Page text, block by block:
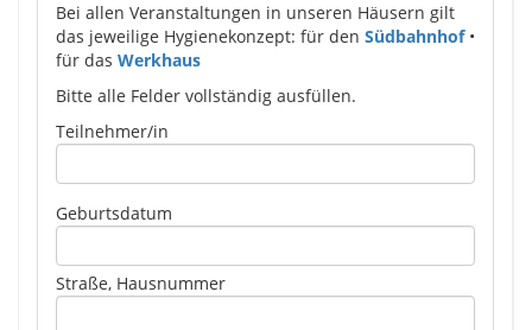
Bei allen Veranstaltungen in unseren Häusern gilt
das jeweilige Hygienekonzept: für den Südbahnhof•
für das Werkhaus
Bitte alle Felder vollständig ausfüllen.
Teilnehmer/in
Geburtsdatum
Straße, Hausnummer